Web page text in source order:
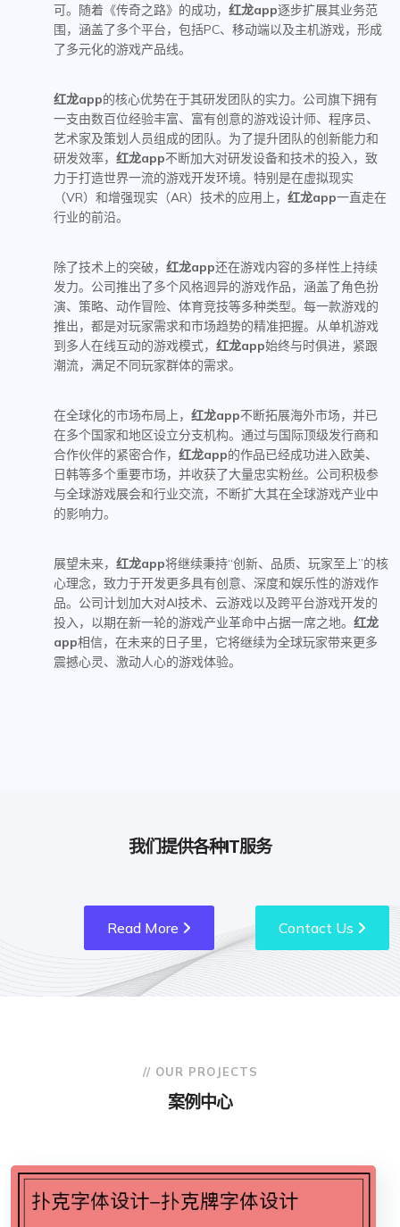
可。随着《传奇之路》的成功， 红龙app逐步扩展其业务范
围，涵盖了多个平台，包括PC、移动端以及主机游戏，形成
了多元化的游戏产品线。
红龙app的核心优势在于其研发团队的实力。公司旗下拥有
一支由数百位经验丰富、富有创意的游戏设计师、程序员、
艺术家及策划人员组成的团队。为了提升团队的创新能力和
研发效率， 红龙app不断加大对研发设备和技术的投入，致
力于打造世界一流的游戏开发环境。特别是在虚拟现实
（VR）和增强现实（AR）技术的应用上， 红龙app一直走在
行业的前沿。
除了技术上的突破， 红龙app还在游戏内容的多样性上持续
发力。公司推出了多个风格迥异的游戏作品，涵盖了角色扮
演、策略、动作冒险、体育竞技等多种类型。每一款游戏的
推出，都是对玩家需求和市场趋势的精准把握。从单机游戏
到多人在线互动的游戏模式， 红龙app始终与时俱进，紧跟
潮流，满足不同玩家群体的需求。
在全球化的市场布局上， 红龙app不断拓展海外市场，并已
在多个国家和地区设立分支机构。通过与国际顶级发行商和
合作伙伴的紧密合作， 红龙app的作品已经成功进入欧美、
日韩等多个重要市场，并收获了大量忠实粉丝。公司积极参
与全球游戏展会和行业交流，不断扩大其在全球游戏产业中
的影响力。
展望未来， 红龙app将继续秉持“创新、品质、玩家至上”的核
心理念，致力于开发更多具有创意、深度和娱乐性的游戏作
品。公司计划加大对AI技术、云游戏以及跨平台游戏开发的
投入，以期在新一轮的游戏产业革命中占据一席之地。 红龙
app相信，在未来的日子里，它将继续为全球玩家带来更多
震撼心灵、激动人心的游戏体验。
我们提供各种IT服务
Read More Contact Us
// OUR PROJECTS
案例中心